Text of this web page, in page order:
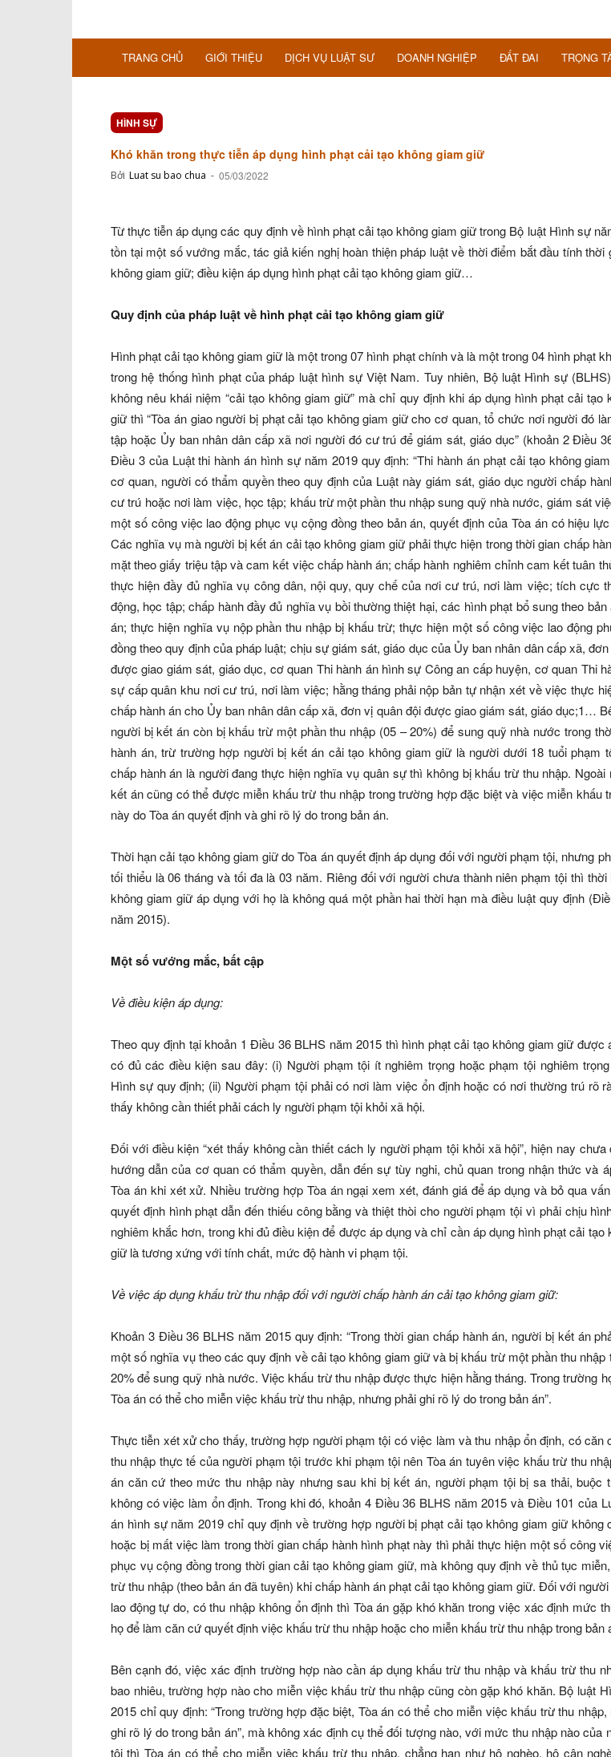
TRANG CHỦ GIỚI THIỆU DỊCH VỤ LUẬT SƯ DOANH NGHIỆP ĐẤT ĐAI TRỌNG
HÌNH SỰ
Khó khăn trong thực tiễn áp dụng hình phạt cải tạo không giam giữ
Bởi Luat su bao chua - 05/03/2022
Từ thực tiễn áp dụng các quy định về hình phạt cải tạo không giam giữ trong Bộ luật Hình sự
tồn tại một số vướng mắc, tác giả kiến nghị hoàn thiện pháp luật về thời điểm bắt đầu tính thời
không giam giữ; điều kiện áp dụng hình phạt cải tạo không giam giữ…
Quy định của pháp luật về hình phạt cải tạo không giam giữ
Hình phạt cải tạo không giam giữ là một trong 07 hình phạt chính và là một trong 04 hình phạt
trong hệ thống hình phạt của pháp luật hình sự Việt Nam. Tuy nhiên, Bộ luật Hình sự
không nêu khái niệm “cải tạo không giam giữ” mà chỉ quy định khi áp dụng hình phạt cải tạo
giữ thì “Tòa án giao người bị phạt cải tạo không giam giữ cho cơ quan, tổ chức nơi người đó
tập hoặc Ủy ban nhân dân cấp xã nơi người đó cư trú để giám sát, giáo dục” (khoản 2 Điều
Điều 3 của Luật thi hành án hình sự năm 2019 quy định: “Thi hành án phạt cải tạo không
cơ quan, người có thẩm quyền theo quy định của Luật này giám sát, giáo dục người chấp
cư trú hoặc nơi làm việc, học tập; khấu trừ một phần thu nhập sung quỹ nhà nước, giám sát
một số công việc lao động phục vụ cộng đồng theo bản án, quyết định của Tòa án có hiệu lực
Các nghĩa vụ mà người bị kết án cải tạo không giam giữ phải thực hiện trong thời gian chấp
mặt theo giấy triệu tập và cam kết việc chấp hành án; chấp hành nghiêm chỉnh cam kết tuân
thực hiện đầy đủ nghĩa vụ công dân, nội quy, quy chế của nơi cư trú, nơi làm việc; tích cực
động, học tập; chấp hành đầy đủ nghĩa vụ bồi thường thiệt hại, các hình phạt bổ sung theo bản
án; thực hiện nghĩa vụ nộp phần thu nhập bị khấu trừ; thực hiện một số công việc lao động
đồng theo quy định của pháp luật; chịu sự giám sát, giáo dục của Ủy ban nhân dân cấp xã,
được giao giám sát, giáo dục, cơ quan Thi hành án hình sự Công an cấp huyện, cơ quan Thi
sự cấp quân khu nơi cư trú, nơi làm việc; hằng tháng phải nộp bản tự nhận xét về việc thực
chấp hành án cho Ủy ban nhân dân cấp xã, đơn vị quân đội được giao giám sát, giáo dục;1…
người bị kết án còn bị khấu trừ một phần thu nhập (05 – 20%) để sung quỹ nhà nước trong
hành án, trừ trường hợp người bị kết án cải tạo không giam giữ là người dưới 18 tuổi phạm
chấp hành án là người đang thực hiện nghĩa vụ quân sự thì không bị khấu trừ thu nhập. Ngoài
kết án cũng có thể được miễn khấu trừ thu nhập trong trường hợp đặc biệt và việc miễn khấu
này do Tòa án quyết định và ghi rõ lý do trong bản án.
Thời hạn cải tạo không giam giữ do Tòa án quyết định áp dụng đối với người phạm tội, nhưng
tối thiểu là 06 tháng và tối đa là 03 năm. Riêng đối với người chưa thành niên phạm tội thì thời
không giam giữ áp dụng với họ là không quá một phần hai thời hạn mà điều luật quy định
năm 2015).
Một số vướng mắc, bất cập
Về điều kiện áp dụng:
Theo quy định tại khoản 1 Điều 36 BLHS năm 2015 thì hình phạt cải tạo không giam giữ được
có đủ các điều kiện sau đây: (i) Người phạm tội ít nghiêm trọng hoặc phạm tội nghiêm
Hình sự quy định; (ii) Người phạm tội phải có nơi làm việc ổn định hoặc có nơi thường trú rõ
thấy không cần thiết phải cách ly người phạm tội khỏi xã hội.
Đối với điều kiện “xét thấy không cần thiết cách ly người phạm tội khỏi xã hội”, hiện nay chưa
hướng dẫn của cơ quan có thẩm quyền, dẫn đến sự tùy nghi, chủ quan trong nhận thức và
Tòa án khi xét xử. Nhiều trường hợp Tòa án ngại xem xét, đánh giá để áp dụng và bỏ qua
quyết định hình phạt dẫn đến thiếu công bằng và thiệt thòi cho người phạm tội vì phải chịu
nghiêm khắc hơn, trong khi đủ điều kiện để được áp dụng và chỉ cần áp dụng hình phạt cải tạo
giữ là tương xứng với tính chất, mức độ hành vi phạm tội.
Về việc áp dụng khấu trừ thu nhập đối với người chấp hành án cải tạo không giam giữ:
Khoản 3 Điều 36 BLHS năm 2015 quy định: “Trong thời gian chấp hành án, người bị kết án
một số nghĩa vụ theo các quy định về cải tạo không giam giữ và bị khấu trừ một phần thu nhập
20% để sung quỹ nhà nước. Việc khấu trừ thu nhập được thực hiện hằng tháng. Trong trường
Tòa án có thể cho miễn việc khấu trừ thu nhập, nhưng phải ghi rõ lý do trong bản án”.
Thực tiễn xét xử cho thấy, trường hợp người phạm tội có việc làm và thu nhập ổn định, có căn
thu nhập thực tế của người phạm tội trước khi phạm tội nên Tòa án tuyên việc khấu trừ thu
án căn cứ theo mức thu nhập này nhưng sau khi bị kết án, người phạm tội bị sa thải, buộc
không có việc làm ổn định. Trong khi đó, khoản 4 Điều 36 BLHS năm 2015 và Điều 101 của
án hình sự năm 2019 chỉ quy định về trường hợp người bị phạt cải tạo không giam giữ không
hoặc bị mất việc làm trong thời gian chấp hành hình phạt này thì phải thực hiện một số công
phục vụ cộng đồng trong thời gian cải tạo không giam giữ, mà không quy định về thủ tục
trừ thu nhập (theo bản án đã tuyên) khi chấp hành án phạt cải tạo không giam giữ. Đối với
lao động tự do, có thu nhập không ổn định thì Tòa án gặp khó khăn trong việc xác định mức
họ để làm căn cứ quyết định việc khấu trừ thu nhập hoặc cho miễn khấu trừ thu nhập trong bản
Bên cạnh đó, việc xác định trường hợp nào cần áp dụng khấu trừ thu nhập và khấu trừ thu
bao nhiêu, trường hợp nào cho miễn việc khấu trừ thu nhập cũng còn gặp khó khăn. Bộ luật
2015 chỉ quy định: “Trong trường hợp đặc biệt, Tòa án có thể cho miễn việc khấu trừ thu nhập,
ghi rõ lý do trong bản án”, mà không xác định cụ thể đối tượng nào, với mức thu nhập nào của
tội thì Tòa án có thể cho miễn việc khấu trừ thu nhập, chẳng hạn như hộ nghèo, hộ cận